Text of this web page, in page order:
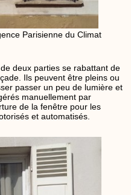
Parisienne du Climat
deux parties se rabattant de
Ils peuvent être pleins ou
passer un peu de lumière et
manuellement par
de la fenêtre pour les
et automatisés.